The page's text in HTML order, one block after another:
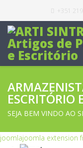
+351
ESCRITÓRIO
SEJA BEM VINDO AO
joomlajoomla extension